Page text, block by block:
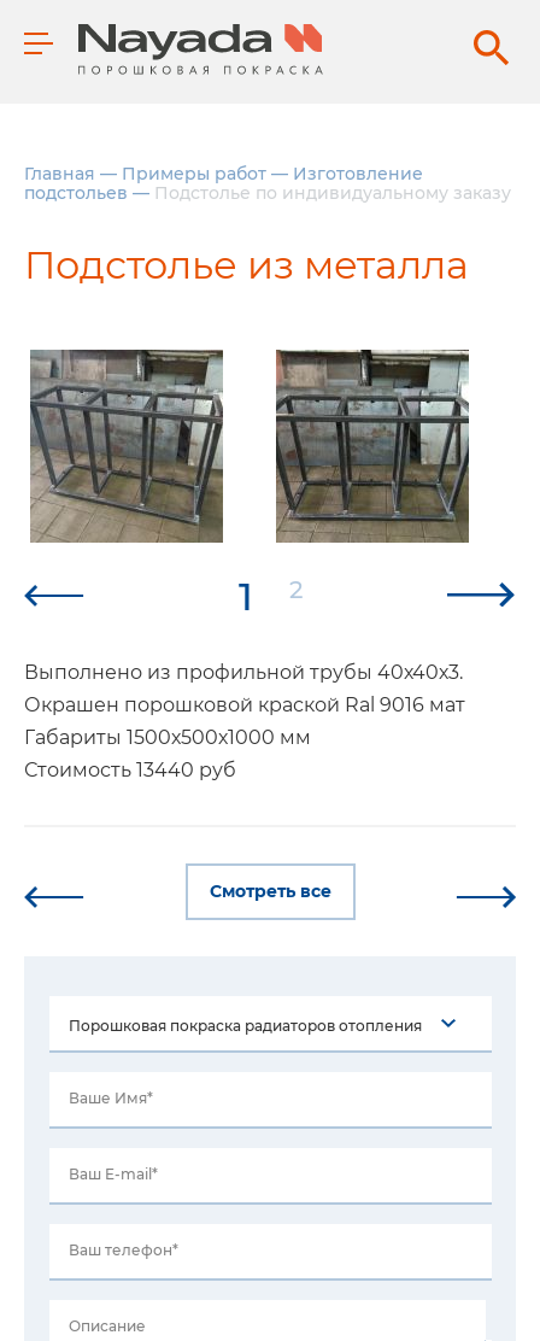
Главная — Примеры работ — Изготовление
подстольев — Подстолье по индивидуальному заказу
Подстолье из металла
1 2
Выполнено из профильной трубы 40х40х3.
Окрашен порошковой краской Ral 9016 мат
Габариты 1500х500х1000 мм
Стоимость 13440 руб
Смотреть все
Ваше Имя*
Ваш E-mail*
Ваш телефон*
Описание